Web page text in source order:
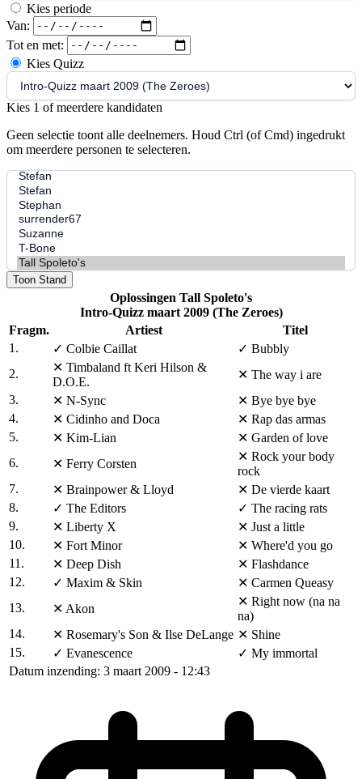
Kies periode
Van:
Tot en met:
Kies Quizz
Kies 1 of meerdere kandidaten
Geen selectie toont alle deelnemers. Houd Ctrl (of Cmd) ingedrukt
om meerdere personen te selecteren.
Toon Stand
Oplossingen Tall Spoleto's
Intro-Quizz maart 2009 (The Zeroes)
Fragm.
Artiest
Titel
1.
✓ Colbie Caillat ✓ Bubbly
2.
✕ Timbaland ft Keri Hilson &
D.O.E.
✕ The way i are
3.
✕ N-Sync ✕ Bye bye bye
4.
✕ Cidinho and Doca ✕ Rap das armas
5.
✕ Kim-Lian ✕ Garden of love
6.
✕ Ferry Corsten
✕ Rock your body
rock
7.
✕ Brainpower & Lloyd ✕ De vierde kaart
8.
✓ The Editors ✓ The racing rats
9.
✕ Liberty X ✕ Just a little
10.
✕ Fort Minor ✕ Where'd you go
11.
✕ Deep Dish ✕ Flashdance
12.
✓ Maxim & Skin ✕ Carmen Queasy
13.
✕ Akon
✕ Right now (na na
na)
14.
✕ Rosemary's Son & Ilse DeLange ✕ Shine
15.
✓ Evanescence ✓ My immortal
Datum inzending: 3 maart 2009 - 12:43